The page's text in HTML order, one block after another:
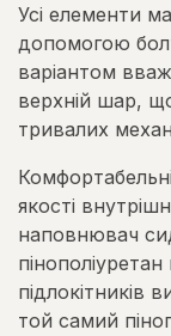
Усі елементи
допомогою
варіантом
верхній шар,
тривалих
якості
наповнювач
підлокітників
той самий